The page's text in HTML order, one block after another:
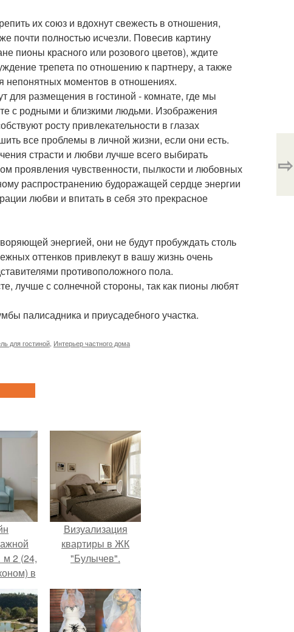
их союз и вдохнут свежесть в отношения,
почти полностью исчезли. Повесив картину
пионы красного или розового цветов), ждите
трепета по отношению к партнеру, а также
непонятных моментов в отношениях.
для размещения в гостиной - комнате, где мы
с родными и близкими людьми. Изображения
росту привлекательности в глазах
все проблемы в личной жизни, если они есть.
страсти и любви лучше всего выбирать
проявления чувственности, пылкости и любовных
распространению будоражащей сердце энергии
любви и впитать в себя это прекрасное
энергией, они не будут пробуждать столь
оттенков привлекут в вашу жизнь очень
противоположного пола.
лучше с солнечной стороны, так как пионы любят
палисадника и приусадебного участка.
для гостиной Интерьер частного дома
⇨
м 2 (24,
в
Визуализация
квартиры в ЖК
"Булычев".